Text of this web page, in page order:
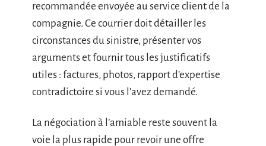
recommandée envoyée au service client de la
compagnie. Ce courrier doit détailler les
circonstances du sinistre, présenter vos
arguments et fournir tous les justificatifs
utiles : factures, photos, rapport d’expertise
contradictoire si vous l’avez demandé.
La négociation à l’amiable reste souvent la
voie la plus rapide pour revoir une offre